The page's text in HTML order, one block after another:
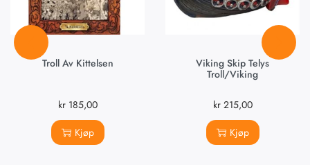
Troll Av Kittelsen
kr185,00
Kjøp
Viking Skip Telys
Troll/viking
kr215,00
Kjøp